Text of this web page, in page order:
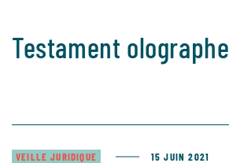
Testament olographe
VEILLE JURIDIQUE 15 JUIN 2021